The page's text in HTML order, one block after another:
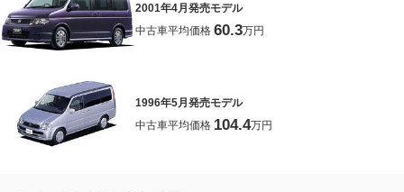
2001年4月発売モデル
中古車平均価格 60.3万円
1996年5月発売モデル
中古車平均価格 104.4万円